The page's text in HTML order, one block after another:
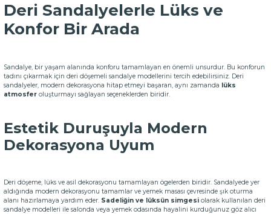
Deri Sandalyelerle Lüks ve
Konfor Bir Arada
Sandalye, bir yaşam alanında konforu tamamlayan en önemli unsurdur. Bu konforun
tadını çıkarmak için deri döşemeli sandalye modellerini tercih edebilirsiniz. Deri
sandalyeler, modern dekorasyona hitap etmeyi başaran, aynı zamanda lüks
atmosfer oluşturmayı sağlayan seçeneklerden biridir.
Estetik Duruşuyla Modern
Dekorasyona Uyum
Deri döşeme, lüks ve asil dekorasyonu tamamlayan ögelerden biridir. Sandalyede yer
aldığında modern dekorasyonu tamamlar ve yemek masası çevresinde şık oturma
alanı hazırlamaya yardım eder. Sadeliğin ve lüksün simgesi olarak kullanılan deri
sandalye modelleri ile salonda veya yemek odasında hayalini kurduğunuz göz alıcı